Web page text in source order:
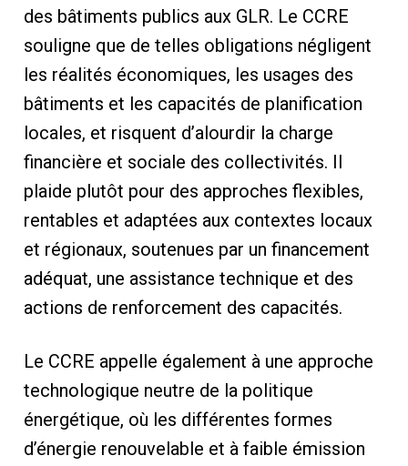
des bâtiments publics aux GLR. Le CCRE
souligne que de telles obligations négligent
les réalités économiques, les usages des
bâtiments et les capacités de planification
locales, et risquent d’alourdir la charge
financière et sociale des collectivités. Il
plaide plutôt pour des approches flexibles,
rentables et adaptées aux contextes locaux
et régionaux, soutenues par un financement
adéquat, une assistance technique et des
actions de renforcement des capacités.
Le CCRE appelle également à une approche
technologique neutre de la politique
énergétique, où les différentes formes
d’énergie renouvelable et à faible émission